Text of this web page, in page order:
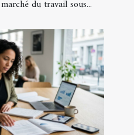
du travail sous...